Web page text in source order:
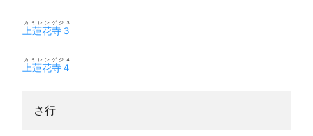
上蓮花寺３
カミレンゲジ３
上蓮花寺４
カミレンゲジ４
さ行